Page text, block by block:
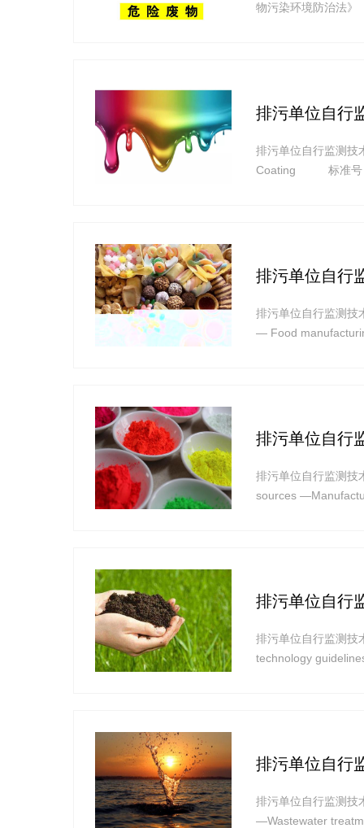
物污染环境防治法》
排污单位自行
排污单位自行监测
Coating 标准号
排污单位自行
排污单位自行监测
— Food
排污单位自行
排污单位自行监测
sources
排污单位自行
排污单位自行监测
technology
排污单位自行
排污单位自行监测
—Wastewater